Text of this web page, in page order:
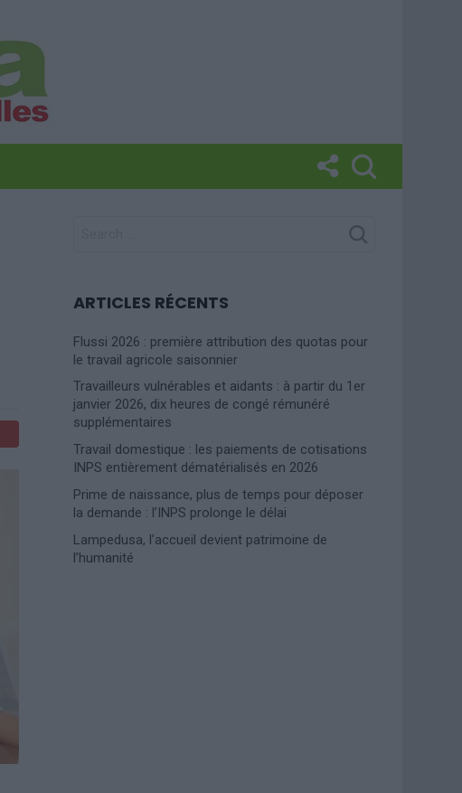
ARTICLES RÉCENTS
Flussi 2026 : première attribution des quotas pour
le travail agricole saisonnier
Travailleurs vulnérables et aidants : à partir du 1er
janvier 2026, dix heures de congé rémunéré
supplémentaires
Travail domestique : les paiements de cotisations
INPS entièrement dématérialisés en 2026
Prime de naissance, plus de temps pour déposer
la demande : l’INPS prolonge le délai
Lampedusa, l’accueil devient patrimoine de
l’humanité